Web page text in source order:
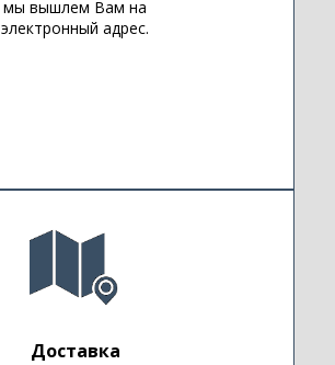
мы вышлем Вам на
электронный адрес.
Доставка